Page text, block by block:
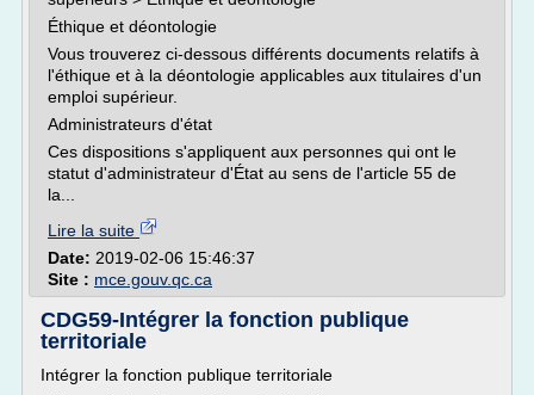
Éthique et déontologie
Vous trouverez ci-dessous différents documents relatifs à
l'éthique et à la déontologie applicables aux titulaires d'un
emploi supérieur.
Administrateurs d'état
Ces dispositions s'appliquent aux personnes qui ont le
statut d'administrateur d'État au sens de l'article 55 de
la...
Lire la suite
Date: 2019-02-06 15:46:37
Site : mce.gouv.qc.ca
CDG59-Intégrer la fonction publique
territoriale
Intégrer la fonction publique territoriale